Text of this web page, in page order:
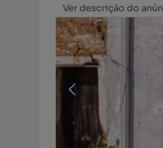
Ver descrição do